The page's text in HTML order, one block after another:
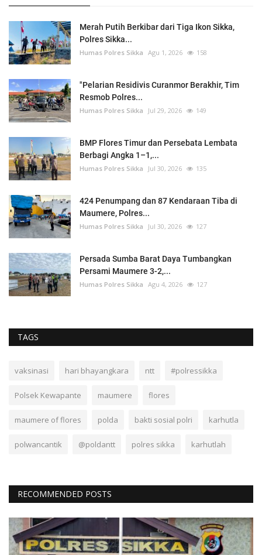
Merah Putih Berkibar dari Tiga Ikon Sikka,
Polres Sikka...
Humas Polres Sikka Agu 1, 2026 158
"Pelarian Residivis Curanmor Berakhir, Tim
Resmob Polres...
Humas Polres Sikka Jul 29, 2026 149
BMP Flores Timur dan Persebata Lembata
Berbagi Angka 1–1,...
Humas Polres Sikka Jul 30, 2026 135
424 Penumpang dan 87 Kendaraan Tiba di
Maumere, Polres...
Humas Polres Sikka Jul 30, 2026 127
Persada Sumba Barat Daya Tumbangkan
Persami Maumere 3-2,...
Humas Polres Sikka Agu 4, 2026 127
TAGS
vaksinasi hari bhayangkara ntt #polressikka
Polsek Kewapante maumere flores
maumere of flores polda bakti sosial polri karhutla
polwancantik @poldantt polres sikka karhutlah
RECOMMENDED POSTS